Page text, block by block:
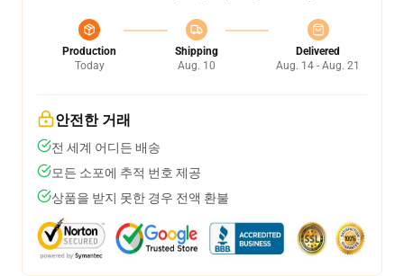
Production
Today
Shipping
Aug. 10
Delivered
Aug. 14 - Aug. 21
안전한 거래
전 세계 어디든 배송
모든 소포에 추적 번호 제공
상품을 받지 못한 경우 전액 환불